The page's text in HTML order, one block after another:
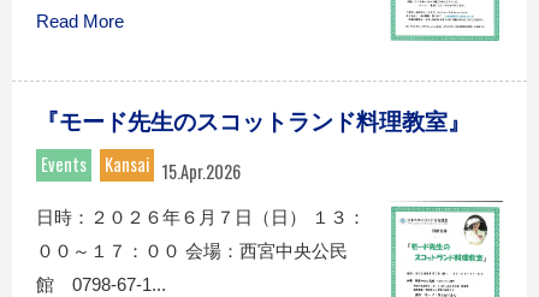
Read More
『モード先生のスコットランド料理教室』
Events
Kansai 15.Apr.2026
日時：２０２６年６月７日（日） １３：
００～１７：００ 会場：西宮中央公民
館 0798-67-1...